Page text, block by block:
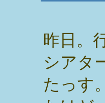
昨日。
シアタ
たっす